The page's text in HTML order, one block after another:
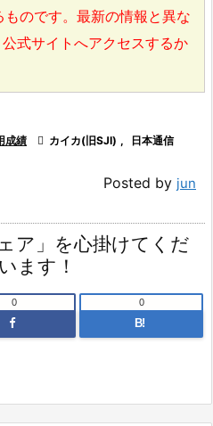
のです。最新の情報と異な
式サイトへアクセスするか
成績  カイカ(旧SJI) , 日本通信
Posted by jun
ア」を心掛けてくだ
ます！
0
B!
0